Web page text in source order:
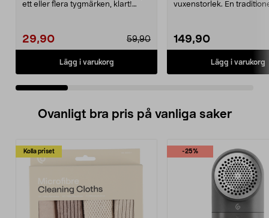
ett eller flera tygmärken, klart!
29,90 59,90
Lägg i varukorg
vuxenstorlek. En
149,90
Lägg i varukorg
Ovanligt bra pris på vanliga saker
Kolla priset -25%